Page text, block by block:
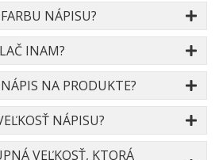
NÁPISU?
INAM?
NA PRODUKTE?
NÁPISU?
VEĽKOSŤ, KTORÁ